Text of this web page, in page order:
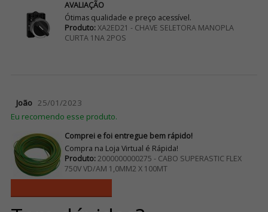
AVALIAÇÃO
Ótimas qualidade e preço acessível.
Produto:XA2ED21 - CHAVE SELETORA MANOPLA
CURTA 1NA 2POS
João 25/01/2023
Eu recomendo esse produto.
Comprei e foi entregue bem rápido!
Compra na Loja Virtual é Rápida!
Produto:2000000000275 - CABO SUPERASTIC FLEX
750V VD/AM 1,0MM2 X 100MT